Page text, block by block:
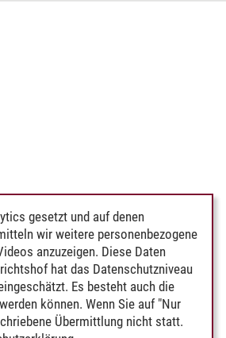
gesetzt und auf denen
wir weitere personenbezogene
anzuzeigen. Diese Daten
hat das Datenschutzniveau
Es besteht auch die
können. Wenn Sie auf "Nur
Übermittlung nicht statt.